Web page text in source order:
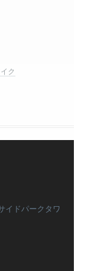
ク
イドパークタワ